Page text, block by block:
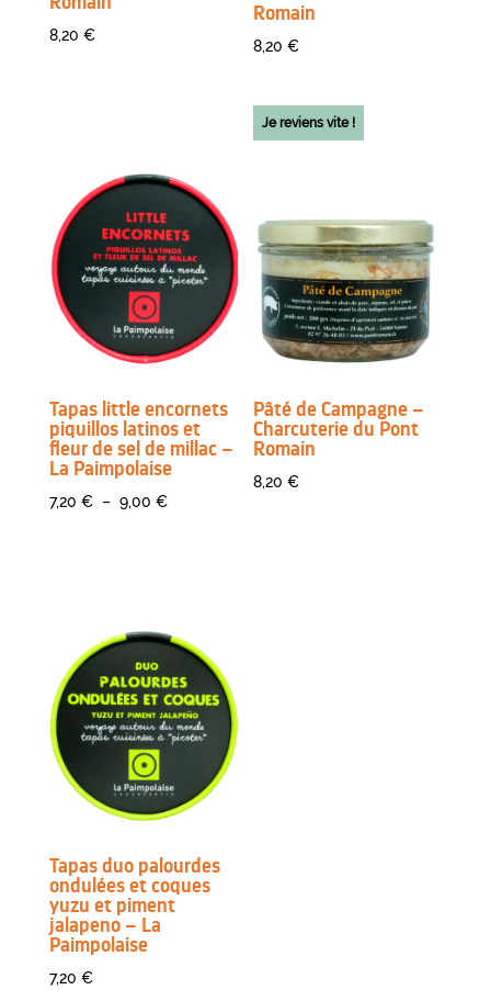
8,20 €
Romain
8,20€
Tapas little encornets
piquillos latinos et
fleur de sel de millac –
La Paimpolaise
7,20 € – 9,00 €Plage
9,00 €
Je reviens vite !
Pâté de Campagne –
Charcuterie du Pont
Romain
8,20€
Tapas duo palourdes
ondulées et coques
yuzu et piment
jalapeno – La
Paimpolaise
7,20 €